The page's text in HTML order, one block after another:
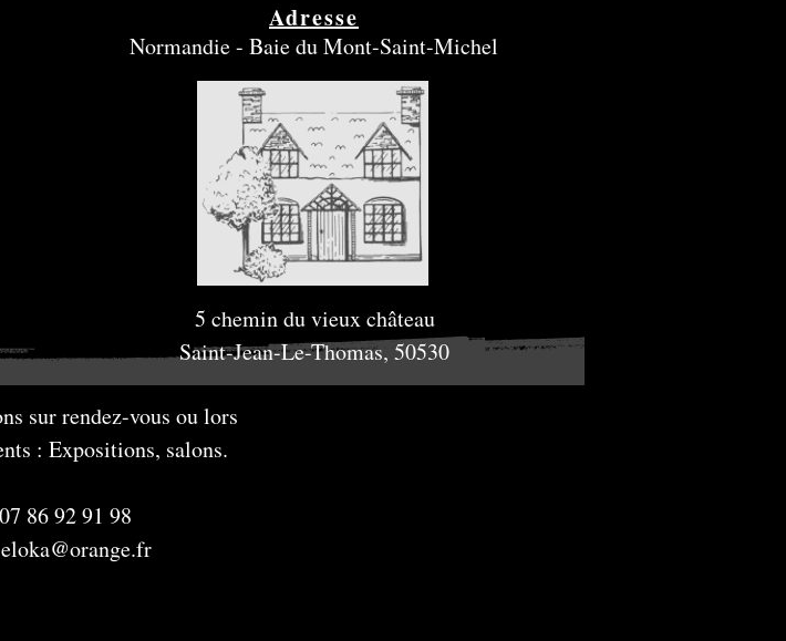
Adresse
Normandie - Baie du Mont-Saint-Michel
5 chemin du vieux château
Saint-Jean-Le-Thomas, 50530
sur rendez-vous ou lors
: Expositions, salons.
07 86 92 91 98